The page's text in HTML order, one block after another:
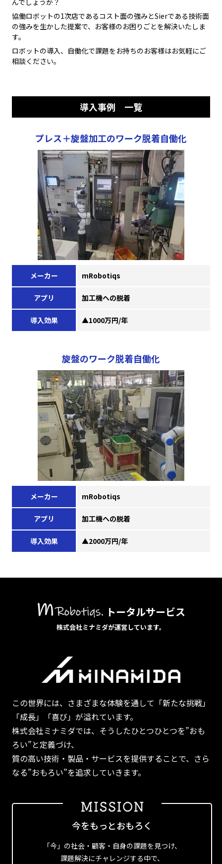
協働ロボットの1次店であるコスト面の強みとSierである技術面
の強みを生かした提案で、お客様のお困りごとを解決いたしま
す。
ロボットの導入、自働化で課題をお持ちのお客様はお気軽にご
相談ください。
導入事例 一覧
プレス＋旋盤加工のワーク脱着自働化
メーカー mRobotiqs
アプリ 加工機への脱着
導入効果 ▲1000万円/年
旋盤のワーク脱着自働化
メーカー mRobotiqs
アプリ 加工機への脱着
導入効果 ▲2000万円/年
トータルサービス
株式会社ミナミダが運営しています。
この世界には、さまざまな体験を通して「新たな挑戦」
「成長」「喜び」が溢れています。
株式会社ミナミダでは、そうしたひとつひとつを”おも
ろい”と定義づけ、
質の高い技術・製品・サービスを提供することで、さら
なる”おもろい”を追求していきます。
今をもっとおもろく
「今」の社会・顧客・自身の課題を見つけ、
課題解決にチャレンジする中で、